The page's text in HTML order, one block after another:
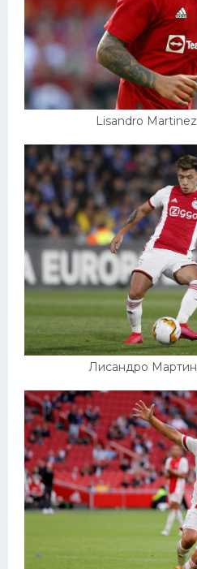
Lisandro
Лисандро